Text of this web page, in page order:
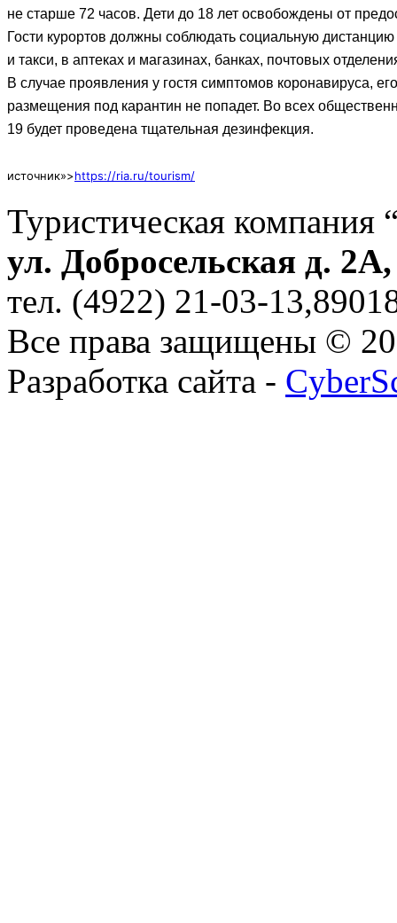
не старше 72 часов. Дети до 18 лет освобождены от
Гости курортов должны соблюдать социальную
и такси, в аптеках и магазинах, банках, почтовых
В случае проявления у гостя симптомов коронавируса,
размещения под карантин не попадет. Во всех
19 будет проведена тщательная дезинфекция.
источник»>https://ria.ru/tourism/
Туристическая компания
ул. Добросельская д.
тел. (4922) 21-03-
Все права защищены ©
Разработка сайта -